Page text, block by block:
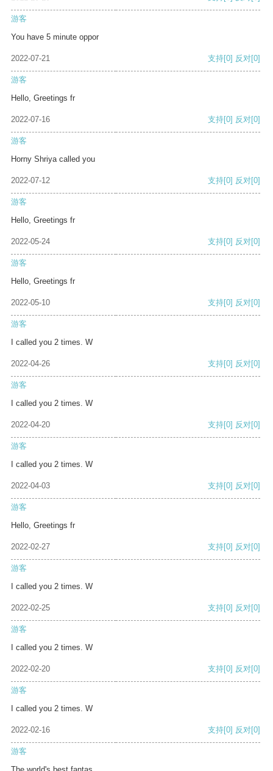
游客
You have 5 minute oppor
2022-07-21 支持[0] 反对[0]
游客
Hello, Greetings fr
2022-07-16 支持[0] 反对[0]
游客
Horny Shriya called you
2022-07-12 支持[0] 反对[0]
游客
Hello, Greetings fr
2022-05-24 支持[0] 反对[0]
游客
Hello, Greetings fr
2022-05-10 支持[0] 反对[0]
游客
I called you 2 times. W
2022-04-26 支持[0] 反对[0]
游客
I called you 2 times. W
2022-04-20 支持[0] 反对[0]
游客
I called you 2 times. W
2022-04-03 支持[0] 反对[0]
游客
Hello, Greetings fr
2022-02-27 支持[0] 反对[0]
游客
I called you 2 times. W
2022-02-25 支持[0] 反对[0]
游客
I called you 2 times. W
2022-02-20 支持[0] 反对[0]
游客
I called you 2 times. W
2022-02-16 支持[0] 反对[0]
游客